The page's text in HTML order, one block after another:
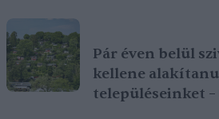
Pár éven belül
kellene
településeinket –